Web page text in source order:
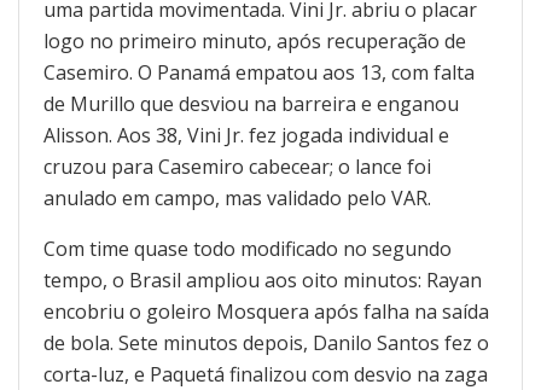
uma partida movimentada. Vini Jr. abriu o placar
logo no primeiro minuto, após recuperação de
Casemiro. O Panamá empatou aos 13, com falta
de Murillo que desviou na barreira e enganou
Alisson. Aos 38, Vini Jr. fez jogada individual e
cruzou para Casemiro cabecear; o lance foi
anulado em campo, mas validado pelo VAR.
Com time quase todo modificado no segundo
tempo, o Brasil ampliou aos oito minutos: Rayan
encobriu o goleiro Mosquera após falha na saída
de bola. Sete minutos depois, Danilo Santos fez o
corta-luz, e Paquetá finalizou com desvio na zaga